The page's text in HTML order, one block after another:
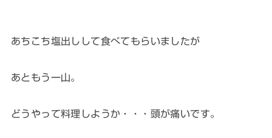
あちこち塩出しして食べてもらいましたが
あともう一山。
どうやって料理しようか・・・頭が痛いです。